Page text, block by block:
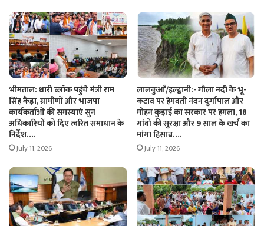
भीमताल: धारी ब्लॉक पहुंचे मंत्री राम
सिंह कैड़ा, ग्रामीणों और भाजपा
कार्यकर्ताओं की समस्याएं सुन
अधिकारियों को दिए त्वरित समाधान के
निर्देश….
July 11, 2026
लालकुआँ/हल्द्वानी:- गौला नदी के भू-
कटाव पर हेमवती नंदन दुर्गापाल और
मोहन कुड़ाई का सरकार पर हमला, 18
गांवों की सुरक्षा और 9 साल के खर्च का
मांगा हिसाब….
July 11, 2026